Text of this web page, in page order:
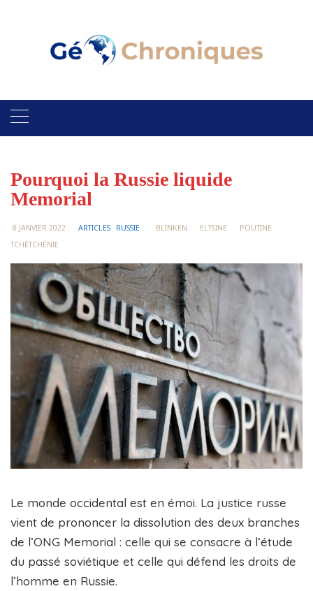
Pourquoi la Russie liquide
Memorial
8 JANVIER 2022 ARTICLES RUSSIE BLINKEN ELTSINE
POUTINE
TCHÉTCHÉNIE
Le monde occidental est en émoi. La justice russe
vient de prononcer la dissolution des deux branches
de l’ONG Memorial : celle qui se consacre à l’étude
du passé soviétique et celle qui défend les droits de
l’homme en Russie.